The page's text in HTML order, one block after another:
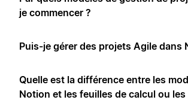
je commencer ?
Puis-je gérer des projets Agile dans
Quelle est la différence entre les
Notion et les feuilles de calcul ou les